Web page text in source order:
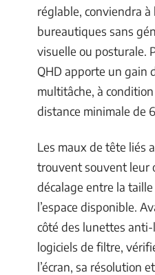
réglable, conviendra
bureautiques sans
visuelle ou posturale.
QHD apporte un gain
multitâche, à
distance minimale de
Les maux de tête liés
trouvent souvent leur
décalage entre la
l’espace disponible.
côté des lunettes
logiciels de filtre,
l’écran, sa résolution